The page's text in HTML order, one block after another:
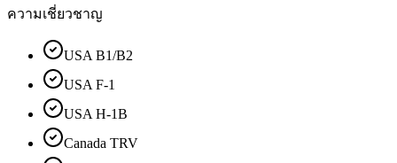
ความเชี่ยวชาญ
USA B1/B2
USA F-1
USA H-1B
Canada TRV